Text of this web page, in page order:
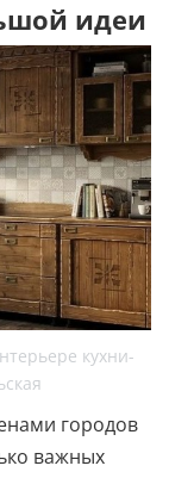
идеи
кухни-
городов
важных